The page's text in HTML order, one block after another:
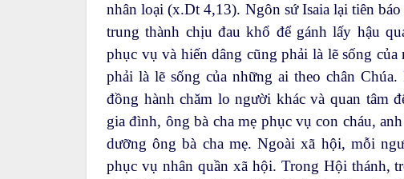
nhân loại (x.Dt 4,13). Ngôn sứ Isaia lại tiên
trung thành chịu đau khổ để gánh lấy hậu
phục vụ và hiến dâng cũng phải là lẽ sống
phải là lẽ sống của những ai theo chân
đồng hành chăm lo người khác và quan tâm
gia đình, ông bà cha mẹ phục vụ con cháu,
dưỡng ông bà cha mẹ. Ngoài xã hội, mỗi
phục vụ nhân quần xã hội. Trong Hội thánh,